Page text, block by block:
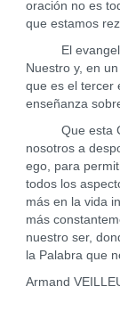
oración no es
que estamos
El
Nuestro y, en
que es el tercer
enseñanza
Que esta
nosotros a
ego, para
todos los
más en la vida
más
nuestro ser,
la Palabra que
Armand